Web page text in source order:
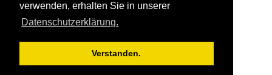
verwenden, erhalten Sie in unserer
Datenschutzerklärung.
Verstanden.